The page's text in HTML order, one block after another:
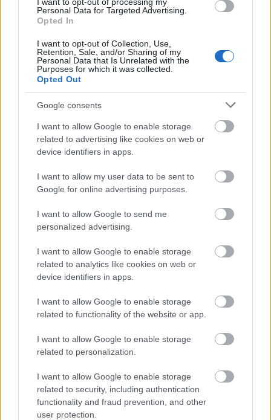
Personal Data for Targeted Advertising.
Opted In
I want to opt-out of Collection, Use,
Retention, Sale, and/or Sharing of my
Personal Data that Is Unrelated with the
Purposes for which it was collected.
Opted Out
Google consents
I want to allow Google to enable storage
related to advertising like cookies on web or
device identifiers in apps.
I want to allow my user data to be sent to
Google for online advertising purposes.
I want to allow Google to send me
personalized advertising.
I want to allow Google to enable storage
related to analytics like cookies on web or
device identifiers in apps.
I want to allow Google to enable storage
related to functionality of the website or app.
I want to allow Google to enable storage
related to personalization.
I want to allow Google to enable storage
related to security, including authentication
functionality and fraud prevention, and other
user protection.
ΔΙΑΒΑΣΤΕ ΕΠΙΣΗΣ
Η Καίτη Γαρμπή... «δικάζει» τον Κιμούλη: «Δεν
είναι της μόδας οι καταγγελίες τύπου
Μπεκατώρου»
MasterChef: Νέα επική ατάκα του
Κουτσόπουλου σε fashion icon παίκτη, «είσαι ο
Mad Clip από τον Πύργο» (vid)
Lockdown: Πάμε τουλάχιστον μέχρι τέλη
Φεβρουαρίου (pic)
Χειρονομίες στο Survivor και «αυτά να τα
κάνεις στα πρόβατά σου, τσοπάνη» (vid)
SMS στο 13033: Πρόταση να μπει νέα επιλογή
με αριθμό 7 (vid)